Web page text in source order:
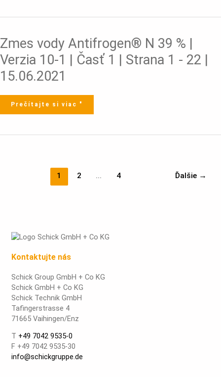
213
Zmes vody Antifrogen® N 39 % |
Verzia 10-1 | Časť 1 | Strana 1 - 22 |
15.06.2021
vody
Antifrogen®
39
%
|
Verzia
10-
Časť
1
|
Strana
|
Prečítajte si viac "
1 2 ... 4 Ďalšie →
Kontaktujte nás
Schick Group GmbH + Co KG
Schick GmbH + Co KG
Schick Technik GmbH
Tafingerstrasse 4
71665 Vaihingen/Enz
T +49 7042 9535-0
F +49 7042 9535-30
info@schickgruppe.de